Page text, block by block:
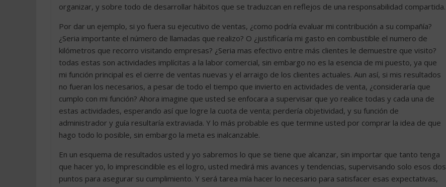
organizar, y sobre todo de desarrollar hábitos que se traduzcan en reflejos de una responsabilidad compartida.
Por dar un ejemplo, si yo fuera su ejecutivo de ventas, ¿como podría evaluar mi contribución a su compañía?
¿Seria importante el número de llamadas que realizo? O ¿justificaría mi gasto en combustible el numero de
kilómetros que recorro visitando empresas? ¿Seria mas efectivo entre más clientes le demuestre que visito?
todas estas son actividades implícitas a la labor comercial, sin embargo no es la esencia de mi puesto, ya que
mi función principal es el cierre de ventas nuevas y el arraigo de los clientes actuales. Aun así, si mis resultados
no fueran los necesarios, a pesar de todo el tiempo que invierto en actividades de venta, ¿consideraría que
cumplo con mi función? Ahora imagine que usted se enfocara a supervisar que yo realice todas y cada una de
estas actividades, esperando así que logre la cuota de venta; perdería objetividad, y su función de
administrador y guía resultaría extraviada. Y lo más probable es que termine usted por comprar la idea de que
hago todo lo posible, sin embargo la meta es inalcanzable.
En un esquema de resultados usted y yo sabremos lo que se tiene que alcanzar, sin importar que tanto tenga
que hacer yo, lo imprescindible es el logro, usted medirá mis avances y tendencias, supervisando solo esos dos
puntos para asegurar su cumplimiento. Y será tarea mía hacer lo necesario para satisfacer esas expectativas,